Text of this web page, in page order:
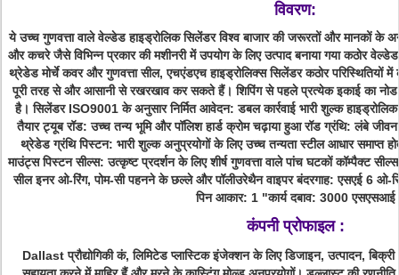
विवरण:
ये उच्च गुणवत्ता वाले वेल्डेड हाइड्रोलिक सिलेंडर विश्व बाजार की जरूरतों और मानकों के
और कचरे जैसे विभिन्न प्रकार की मशीनरी में उपयोग के लिए उत्पाद बनाया गया कठोर
थ्रेडेड मोर्चे कवर और गुणवत्ता सील, एचएंडएच हाइड्रोलिक्स सिलेंडर कठोर
पूरी तरह से और आसानी से रखरखाव कर सकते हैं। शिपिंग से पहले प्रत्येक इकाई का नोड
है। सिलेंडर ISO9001 के अनुसार निर्मित आवेदन: डबल कार्रवाई भारी शुल्क
तैयार ट्यूब रॉड: उच्च तन्य भूमि और पॉलिश हार्ड क्रोम चढ़ाया हुआ रॉड ग्रंथि: लंबे
थ्रेडेड ग्रंथि पिस्टन: भारी शुल्क अनुप्रयोगों के लिए उच्च तन्यता स्टील आधार समाप्त
माउंट्स पिस्टन सील्स: उत्कृष्ट प्रदर्शन के लिए शीर्ष गुणवत्ता वाले पांच घटकों कॉम्पैक्ट
सील इनर ओ-रिंग, पोम-सी पहनने के छल्ले और पॉलीउरेथैन वाइपर बंदरगाह: एसएई 6 ओ-
पिन आकार: 1 "कार्य दबाव: 3000 एसएसआई
कंपनी प्रोफाइल :
Dallast प्रौद्योगिकी कं, लिमिटेड प्लास्टिक इंजेक्शन के लिए डिजाइन, उत्पादन,